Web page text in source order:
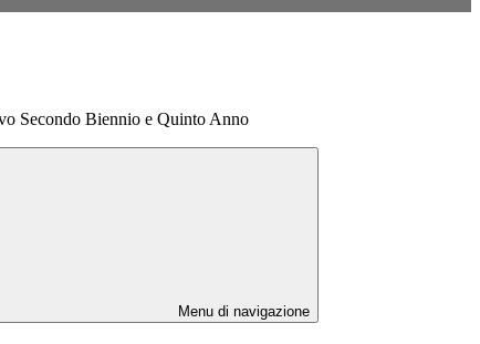
Secondo Biennio e Quinto Anno
Menu di navigazione